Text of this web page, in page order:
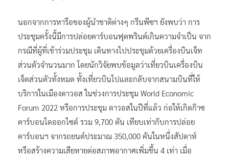
นอกจากการหารือของผู้นำชาติต่างๆ กรีนพีซฯ ยังพบว่า การ
ประชุมครั้งนี้มีการปล่อยคาร์บอนฟุตพรินต์เกินความจำเป็น จาก
กรณีที่ผู้ที่เข้าร่วมประชุม เดินทางไปประชุมด้วยเครื่องบินเจ็ท
ส่วนตัวจำนวนมาก โดยนักวิจัยพบข้อมูลว่าเที่ยวบินเครื่องบิน
เจ็ตส่วนตัวทั้งหมด ทั้งเที่ยวบินไปและกลับจากสนามบินที่ให้
บริการในเมืองดาวอส ในช่วงการประชุม World Economic
Forum 2022 หรือการประชุม ดาวอสในปีที่แล้ว ก่อให้เกิดก๊าซ
คาร์บอนไดออกไซด์ รวม 9,700 ตัน เทียบเท่ากับการปล่อย
คาร์บอนฯ จากรถยนต์ประมาณ 350,000 คันในหนึ่งสัปดาห์
หรือสร้างความเสียหายต่อสภาพอากาศเพิ่มขึ้น 4 เท่า เมื่อ